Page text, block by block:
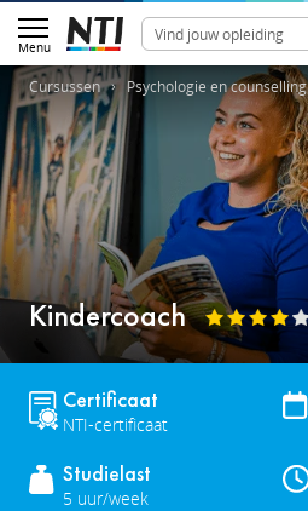
Menu
Cursussen Psychologie en counselling
Kindercoach
Certificaat
NTI-certificaat
Studielast
5 uur/week